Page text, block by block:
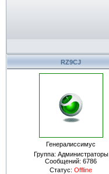
RZ9CJ
Генералиссимус
Группа: Администраторы
Сообщений: 6786
Статус: Offline